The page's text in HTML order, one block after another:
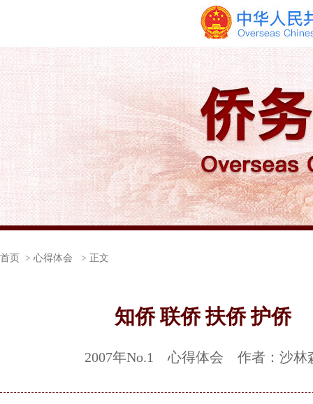
首页 > 心得体会 > 正文
知侨 联侨 扶侨 护侨
2007年No.1 心得体会 作者：沙林